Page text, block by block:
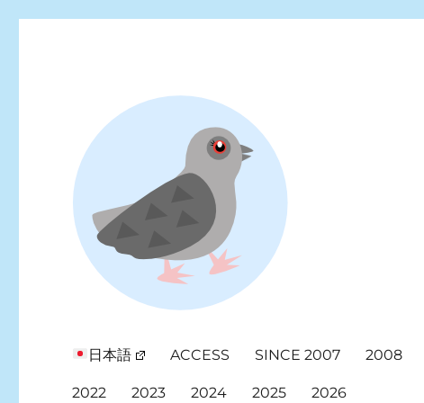
日本語 ACCESS SINCE 2007 2008
2022 2023 2024 2025 2026